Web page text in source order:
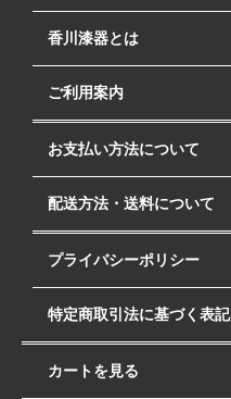
香川漆器とは
ご利用案内
お支払い方法について
配送方法・送料について
プライバシーポリシー
特定商取引法に基づく表記
カートを見る